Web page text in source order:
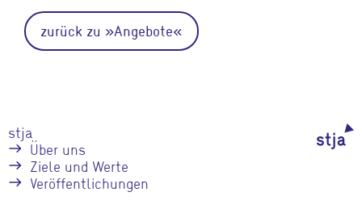
zurück zu »Angebote«
stja
Über uns
Ziele und Werte
Veröffentlichungen